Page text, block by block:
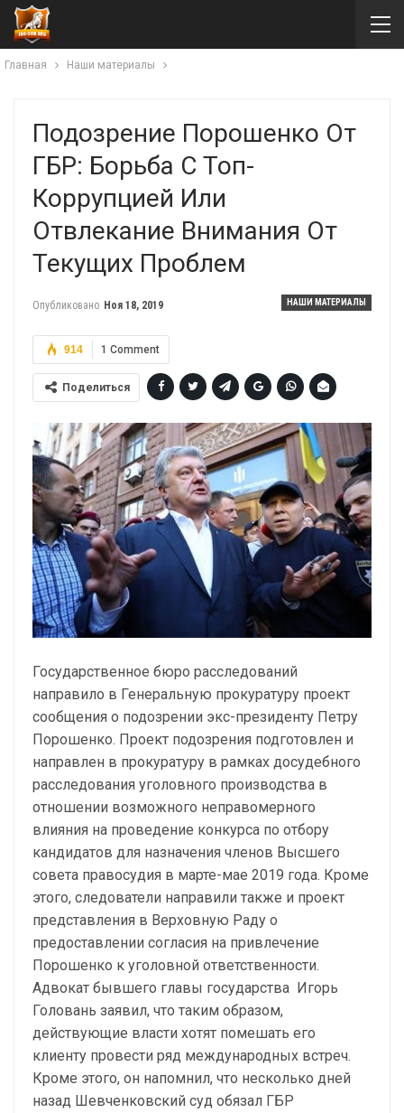
Главная Наши материалы
Подозрение Порошенко От
ГБР: Борьба С Топ-
Коррупцией Или
Отвлекание Внимания От
Текущих Проблем
НАШИ МАТЕРИАЛЫ
Опубликовано Ноя 18, 2019
1 Comment
914
Поделиться
Государственное бюро расследований
направило в Генеральную прокуратуру проект
сообщения о подозрении экс-президенту Петру
Порошенко. Проект подозрения подготовлен и
направлен в прокуратуру в рамках досудебного
расследования уголовного производства в
отношении возможного неправомерного
влияния на проведение конкурса по отбору
кандидатов для назначения членов Высшего
совета правосудия в марте-мае 2019 года. Кроме
этого, следователи направили также и проект
представления в Верховную Раду о
предоставлении согласия на привлечение
Порошенко к уголовной ответственности.
Адвокат бывшего главы государства Игорь
Головань заявил, что таким образом,
действующие власти хотят помешать его
клиенту провести ряд международных встреч.
Кроме этого, он напомнил, что несколько дней
назад Шевченковский суд обязал ГБР